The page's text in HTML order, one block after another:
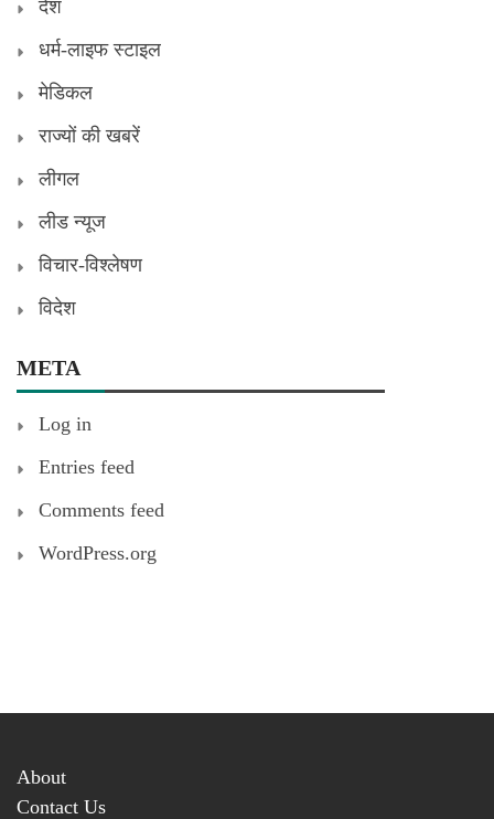
देश
धर्म-लाइफ स्टाइल
मेडिकल
राज्यों की खबरें
लीगल
लीड न्यूज
विचार-विश्लेषण
विदेश
META
Log in
Entries feed
Comments feed
WordPress.org
About
Contact Us